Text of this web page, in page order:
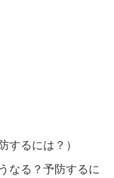
るには？）
なる？予防するに